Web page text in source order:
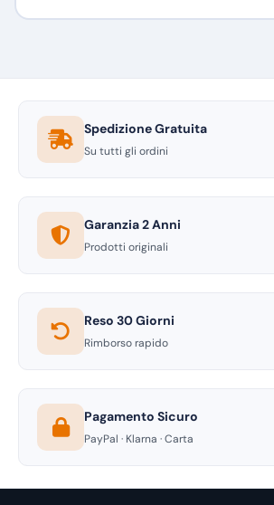
Spedizione Gratuita
Su tutti gli ordini
Garanzia 2 Anni
Prodotti originali
Reso 30 Giorni
Rimborso rapido
Pagamento Sicuro
PayPal · Klarna · Carta